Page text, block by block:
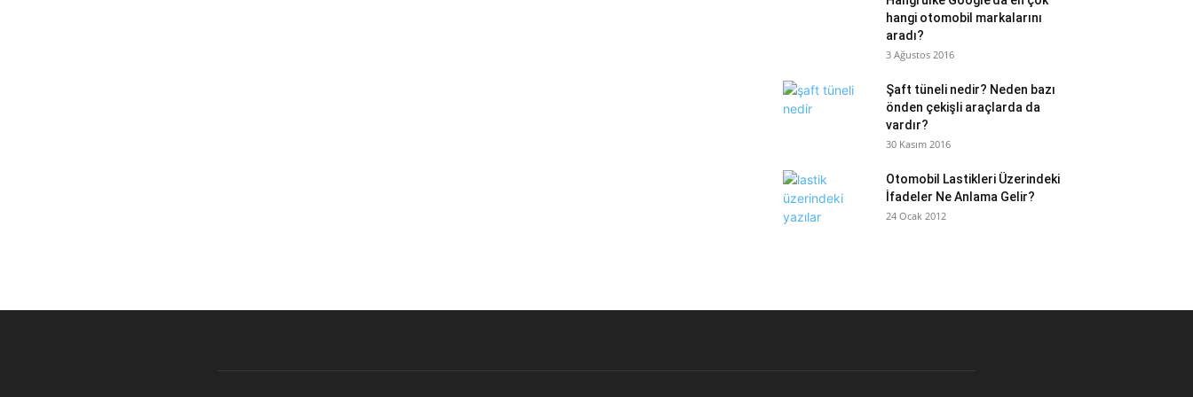
hangi otomobil markalarını
aradı?
3 Ağustos 2016
Şaft tüneli nedir? Neden bazı
önden çekişli araçlarda da
vardır?
30 Kasım 2016
Otomobil Lastikleri Üzerindeki
İfadeler Ne Anlama Gelir?
24 Ocak 2012